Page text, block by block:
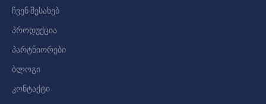
ჩვენ შესახებ
პროდუქცია
პარტნიორები
ბლოგი
კონტაქტი